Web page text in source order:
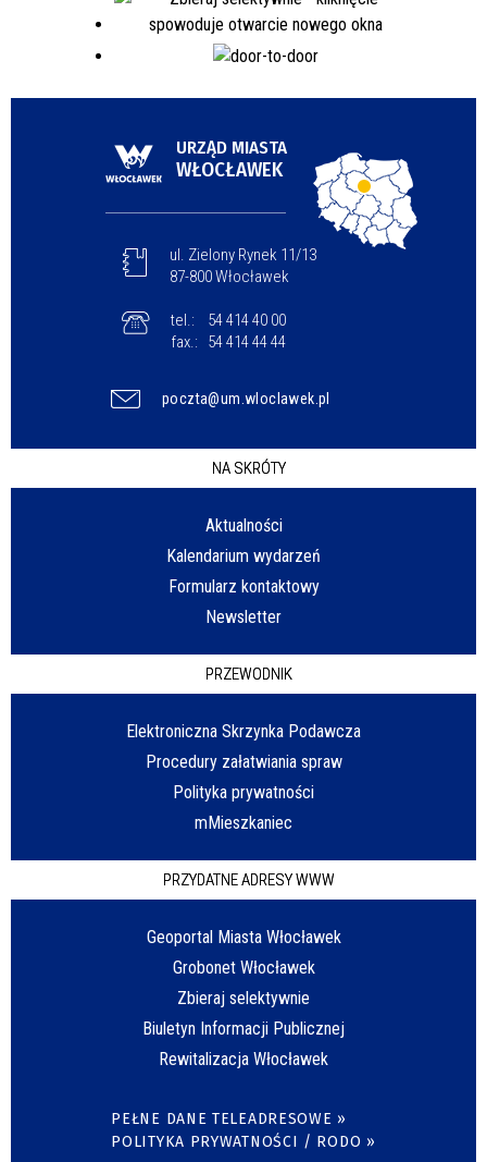
URZĄD MIASTA
WŁOCŁAWEK
ul. Zielony Rynek 11/13
87-800 Włocławek
tel.:
54 414 40 00
fax.:
54 414 44 44
poczta@um.wloclawek.pl
NA SKRÓTY
Aktualności
Kalendarium wydarzeń
Formularz kontaktowy
Newsletter
PRZEWODNIK
Elektroniczna Skrzynka Podawcza
Procedury załatwiania spraw
Polityka prywatności
mMieszkaniec
PRZYDATNE ADRESY WWW
Geoportal Miasta Włocławek
Grobonet Włocławek
Zbieraj selektywnie
Biuletyn Informacji Publicznej
Rewitalizacja Włocławek
PEŁNE DANE TELEADRESOWE »
POLITYKA PRYWATNOŚCI / RODO »